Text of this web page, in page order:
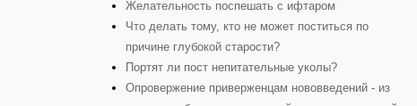
Желательность поспешать с ифтаром
Что делать тому, кто не может поститься по
причине глубокой старости?
Портят ли пост непитательные уколы?
Опровержение приверженцам нововведений - из